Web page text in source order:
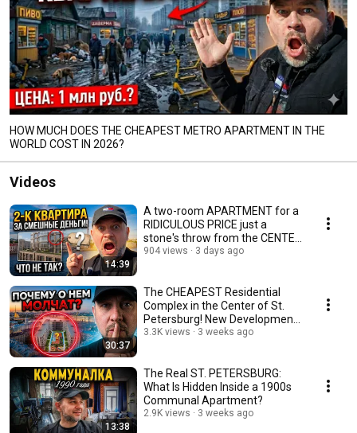
HOW MUCH DOES THE CHEAPEST METRO APARTMENT IN THE
WORLD COST IN 2026?
Videos
14:39
A two-room APARTMENT for a
RIDICULOUS PRICE just a
stone's throw from the CENTER
- WHAT'S WRONG?
904 views 3 days ago
30:37
The CHEAPEST Residential
Complex in the Center of St.
Petersburg! New Developments
in St. Petersb...
3.3K views 3 weeks ago
13:38
The Real ST. PETERSBURG:
What Is Hidden Inside a 1900s
Communal Apartment?
2.9K views 3 weeks ago